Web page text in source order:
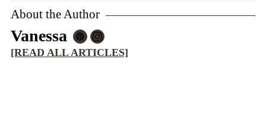
About the Author
Vanessa
[READ ALL ARTICLES]